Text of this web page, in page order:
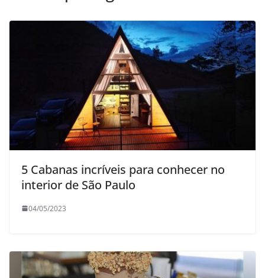
5 Cabanas incríveis para conhecer no
interior de São Paulo
04/05/2023